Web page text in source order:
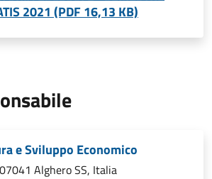
2021 (PDF 16,13 KB)
e Sviluppo Economico
Alghero SS, Italia